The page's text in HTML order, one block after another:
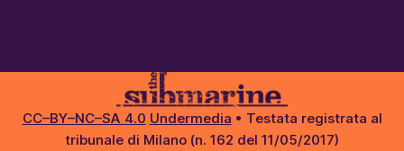
CC–BY–NC–SA 4.0 Undermedia • Testata registrata al
tribunale di Milano (n. 162 del 11/05/2017)